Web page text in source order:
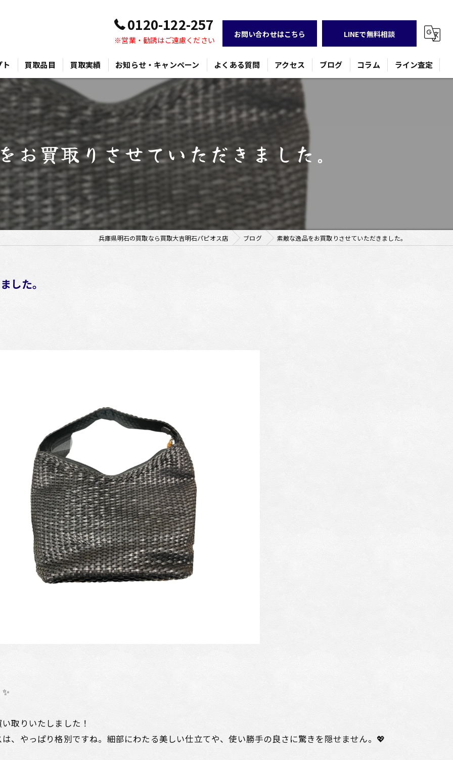
0120-122-257
※営業・勧誘はご遠慮ください
お問い合わせはこちら LINEで無料相談
買取品目 買取実績 お知らせ・キャンペーン よくある質問 アクセス ブログ コラム ライン査定
お買取りさせていただきました。
兵庫県明石の買取なら買取大吉明石パピオス店 ブログ 素敵な逸品をお買取りさせていただきました。
した。
取りいたしました！
、やっぱり格別ですね。細部にわたる美しい仕立てや、使い勝手の良さに驚きを隠せません。💖